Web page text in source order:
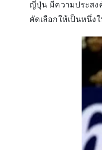
ญี่ปุ่น มีความประสง
คัดเลือกให้เป็นหนึ่ง